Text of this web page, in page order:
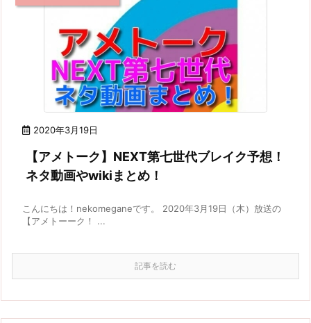
2020年3月19日
【アメトーク】NEXT第七世代ブレイク予想！
ネタ動画やwikiまとめ！
こんにちは！nekomeganeです。 2020年3月19日（木）放送の
【アメトーーク！ ...
記事を読む